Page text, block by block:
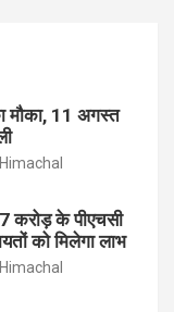
मौका, 11 अगस्त
करोड़ के पीएचसी
को मिलेगा लाभ